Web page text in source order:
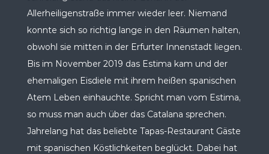
Allerheiligenstraße immer wieder leer. Niemand
konnte sich so richtig lange in den Räumen halten,
obwohl sie mitten in der Erfurter Innenstadt liegen.
Bis im November 2019 das Estima kam und der
ehemaligen Eisdiele mit ihrem heißen spanischen
Atem Leben einhauchte. Spricht man vom Estima,
so muss man auch über das Catalana sprechen.
Jahrelang hat das beliebte Tapas-Restaurant Gäste
mit spanischen Köstlichkeiten beglückt. Dabei hat